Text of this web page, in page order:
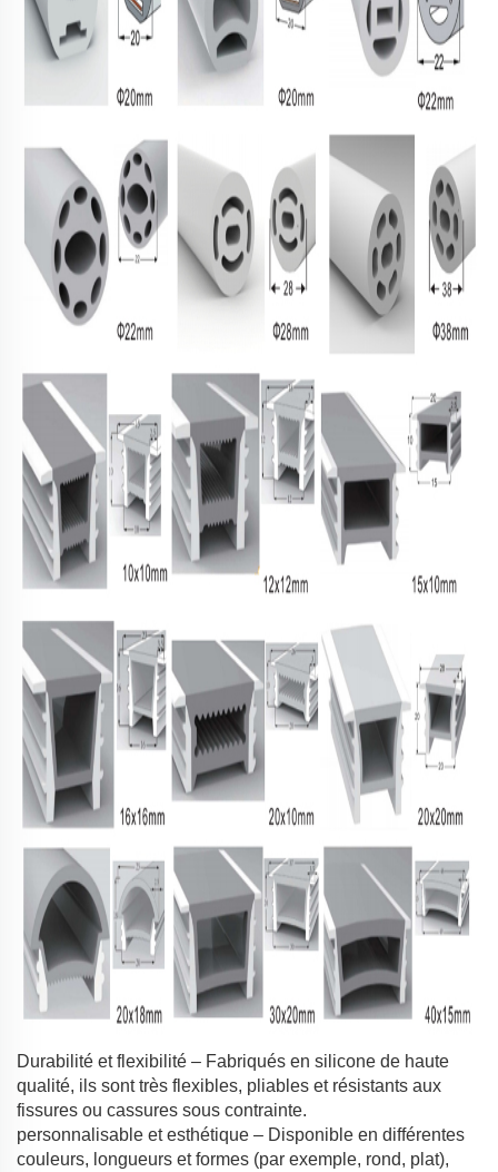
Durabilité et flexibilité – Fabriqués en silicone de haute
qualité, ils sont très flexibles, pliables et résistants aux
fissures ou cassures sous contrainte.
personnalisable et esthétique – Disponible en différentes
couleurs, longueurs et formes (par exemple, rond, plat),